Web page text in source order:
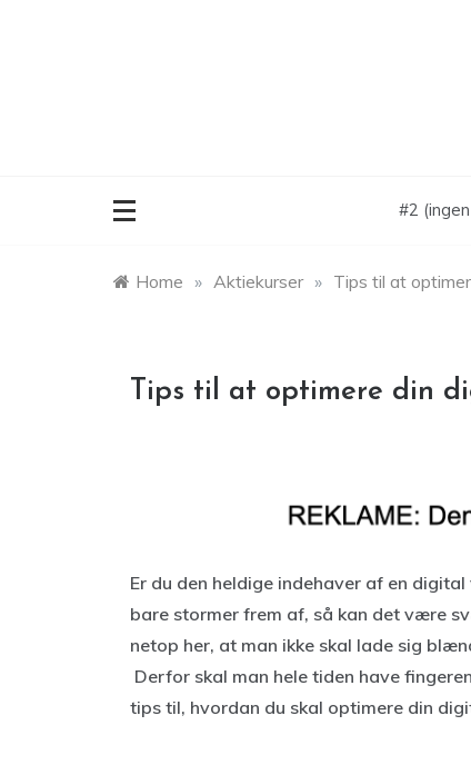
#2
Home » Aktiekurser » Tips til at
Tips til at optimere din
Er du den heldige indehaver af en
bare stormer frem af, så kan det være
netop her, at man ikke skal lade sig
Derfor skal man hele tiden have
tips til, hvordan du skal optimere din